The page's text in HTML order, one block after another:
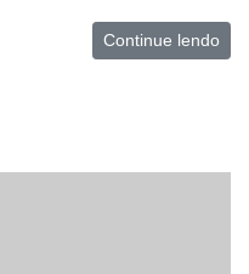
Continue lendo